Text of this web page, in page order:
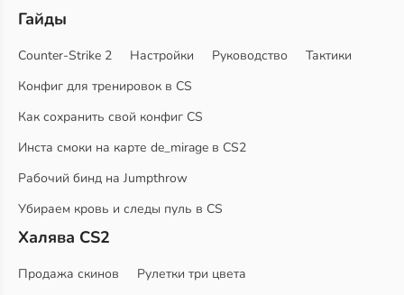
Гайды
Counter-Strike 2 Настройки Руководство
Тактики
Конфиг для тренировок в CS
Как сохранить свой конфиг CS
Инста смоки на карте de_mirage в CS2
Рабочий бинд на Jumpthrow
Убираем кровь и следы пуль в CS
Халява CS2
Продажа скинов
Рулетки три цвета